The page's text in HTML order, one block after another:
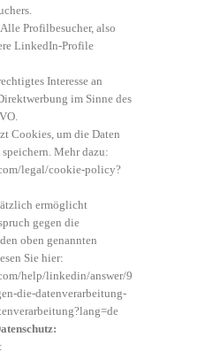
Alle Profilbesucher, also
LinkedIn-Profile
Interesse an
im Sinne des
Cookies, um die Daten
Mehr dazu:
legal/cookie-policy?
ermöglicht
gegen die
oben genannten
Sie hier:
help/linkedin/answer/9
die-datenverarbeitung-